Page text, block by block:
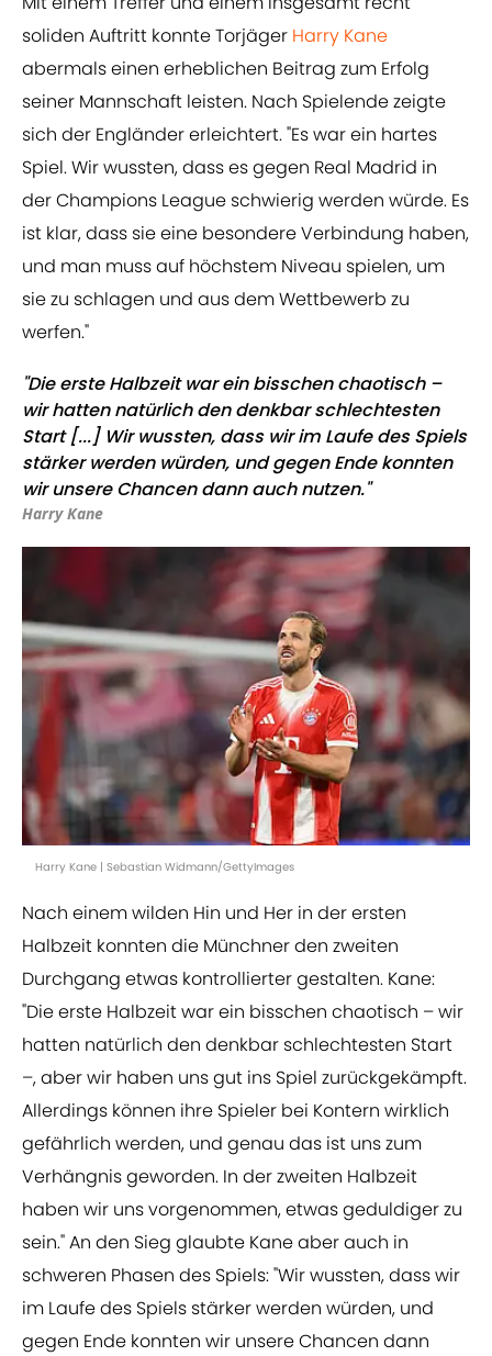
soliden Auftritt konnte Torjäger Harry Kane
abermals einen erheblichen Beitrag zum Erfolg
seiner Mannschaft leisten. Nach Spielende zeigte
sich der Engländer erleichtert. "Es war ein hartes
Spiel. Wir wussten, dass es gegen Real Madrid in
der Champions League schwierig werden würde. Es
ist klar, dass sie eine besondere Verbindung haben,
und man muss auf höchstem Niveau spielen, um
sie zu schlagen und aus dem Wettbewerb zu
werfen."
"Die erste Halbzeit war ein bisschen chaotisch –
wir hatten natürlich den denkbar schlechtesten
Start [...] Wir wussten, dass wir im Laufe des Spiels
stärker werden würden, und gegen Ende konnten
wir unsere Chancen dann auch nutzen."
Harry Kane
Harry Kane | Sebastian Widmann/GettyImages
Nach einem wilden Hin und Her in der ersten
Halbzeit konnten die Münchner den zweiten
Durchgang etwas kontrollierter gestalten. Kane:
"Die erste Halbzeit war ein bisschen chaotisch – wir
hatten natürlich den denkbar schlechtesten Start
–, aber wir haben uns gut ins Spiel zurückgekämpft.
Allerdings können ihre Spieler bei Kontern wirklich
gefährlich werden, und genau das ist uns zum
Verhängnis geworden. In der zweiten Halbzeit
haben wir uns vorgenommen, etwas geduldiger zu
sein." An den Sieg glaubte Kane aber auch in
schweren Phasen des Spiels: "Wir wussten, dass wir
im Laufe des Spiels stärker werden würden, und
gegen Ende konnten wir unsere Chancen dann